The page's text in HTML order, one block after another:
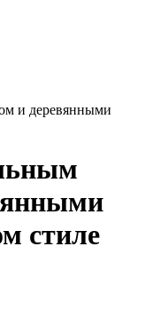
и деревянными
стиле